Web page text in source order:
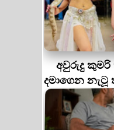
අවුරුදු
දමාගෙන නැටූ